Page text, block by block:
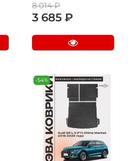
8 014 ₽
3 685 ₽
-54%